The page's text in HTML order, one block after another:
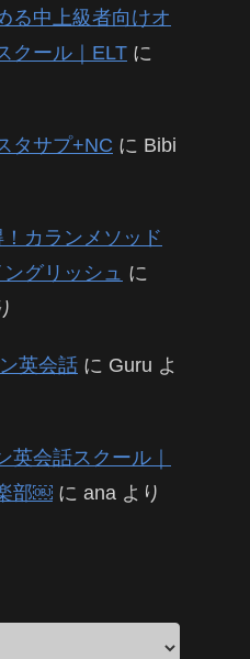
る中上級者向けオ
クール｜ELT に
タサプ+NC に Bibi
カランメソッド
グリッシュ に
英会話 に Guru よ
英会話スクール｜
部￼ に ana より